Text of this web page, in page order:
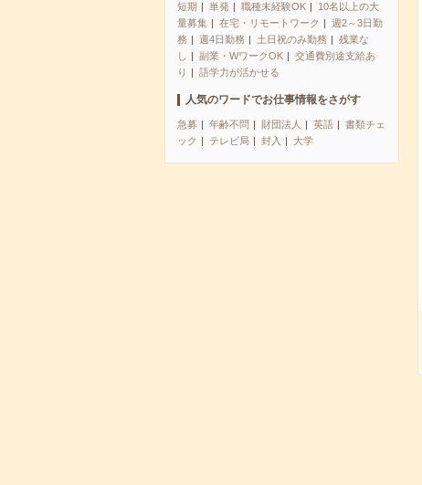
短期 単発 職種未経験OK
10名以上の大
量募集
在宅・リモートワーク
週2～3日勤
務
週4日勤務 土日祝のみ勤務
残業な
し
副業・WワークOK
交通費別途支給あ
り
語学力が活かせる
人気のワードでお仕事情報をさがす
急募 年齢不問 財団法人 英語
書類チェ
ック
テレビ局 封入 大学